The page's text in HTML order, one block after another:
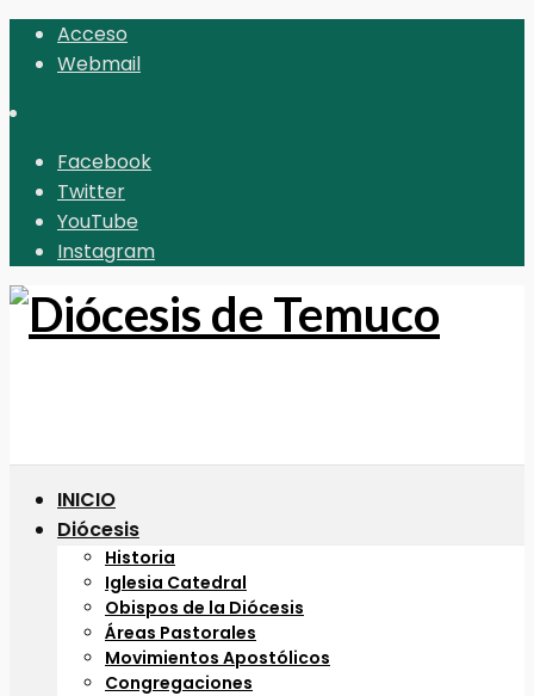
Acceso
Webmail
Facebook
Twitter
YouTube
Instagram
INICIO
Diócesis
Historia
Iglesia Catedral
Obispos de la Diócesis
Áreas Pastorales
Movimientos Apostólicos
Congregaciones